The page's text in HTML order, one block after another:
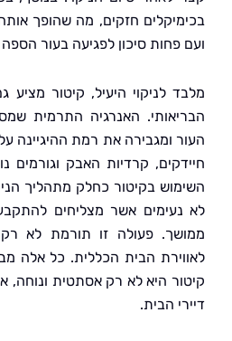
חזקים, מה שהופך אותה
סיכון לפגיעה בעור הספה או
לניקוי היעיל, קיטור מציע גם
האנרגיה התרמית שמספק
ומגבירה את רמת ההיגיינה על ידי
קרדיות האבק וגורמים נוספים
בקיטור כחלק מתהליך הניקוי
אשר מצליחים להתקבע בעור
פעולה זו תורמת לא רק לרמת
הבית הכללית. כל אלה מבטיחים
היא לא רק אסתטית ונוחה, אלא גם
הבית.